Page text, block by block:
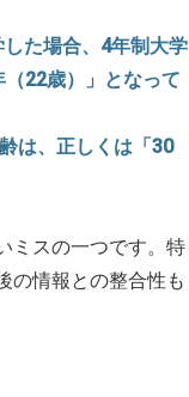
た場合、4年制大学
22歳）」となって
は、正しくは「30
ミスの一つです。特
の情報との整合性も